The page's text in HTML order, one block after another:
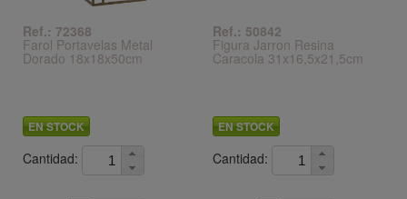
Ref.: 72368
Farol Portavelas Metal
Dorado 18x18x50cm
EN STOCK
Cantidad:
Ref.: 50842
Figura Jarron Resina
Caracola 31x16,5x21,5cm
EN STOCK
Cantidad: